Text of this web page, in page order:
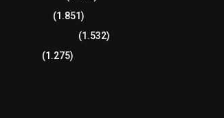
(1.851)
(1.532)
(1.275)